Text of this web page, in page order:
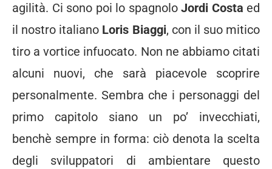
agilità. Ci sono poi lo spagnolo Jordi Costa ed
il nostro italiano Loris Biaggi, con il suo mitico
tiro a vortice infuocato. Non ne abbiamo citati
alcuni nuovi, che sarà piacevole scoprire
personalmente. Sembra che i personaggi del
primo capitolo siano un po’ invecchiati,
benchè sempre in forma: ciò denota la scelta
degli sviluppatori di ambientare questo